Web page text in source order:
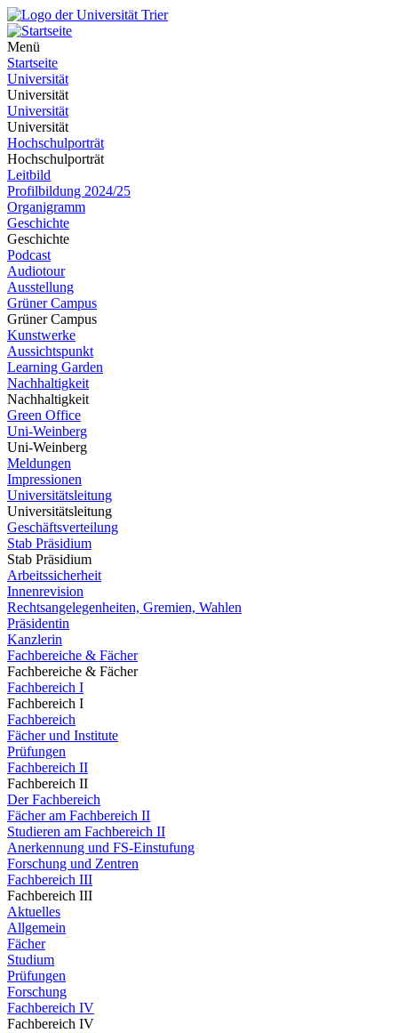
Menü
Startseite
Universität
Universität
Universität
Universität
Hochschulporträt
Hochschulporträt
Leitbild
Profilbildung 2024/25
Organigramm
Geschichte
Geschichte
Podcast
Audiotour
Ausstellung
Grüner Campus
Grüner Campus
Kunstwerke
Aussichtspunkt
Learning Garden
Nachhaltigkeit
Nachhaltigkeit
Green Office
Uni-Weinberg
Uni-Weinberg
Meldungen
Impressionen
Universitätsleitung
Universitätsleitung
Geschäftsverteilung
Stab Präsidium
Stab Präsidium
Arbeitssicherheit
Innenrevision
Rechtsangelegenheiten, Gremien, Wahlen
Präsidentin
Kanzlerin
Fachbereiche & Fächer
Fachbereiche & Fächer
Fachbereich I
Fachbereich I
Fachbereich
Fächer und Institute
Prüfungen
Fachbereich II
Fachbereich II
Der Fachbereich
Fächer am Fachbereich II
Studieren am Fachbereich II
Anerkennung und FS-Einstufung
Forschung und Zentren
Fachbereich III
Fachbereich III
Aktuelles
Allgemein
Fächer
Studium
Prüfungen
Forschung
Fachbereich IV
Fachbereich IV